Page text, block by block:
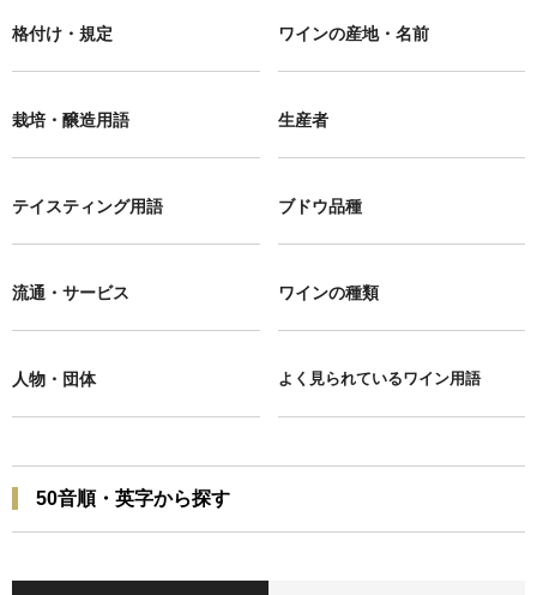
格付け・規定 ワインの産地・名前
栽培・醸造用語 生産者
テイスティング用語 ブドウ品種
流通・サービス ワインの種類
人物・団体 よく見られているワイン用語
50音順・英字から探す